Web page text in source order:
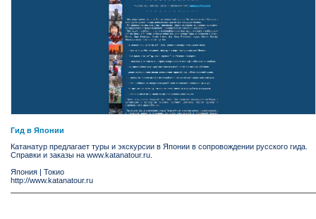
Гид в Японии
Катанатур предлагает туры и экскурсии в Японии в сопровождении русского гида.
Справки и заказы на www.katanatour.ru.
Япония
Токио
http://www.katanatour.ru